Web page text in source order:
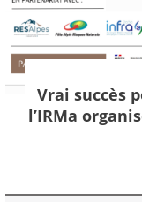
Vrai succès
l’IRMa